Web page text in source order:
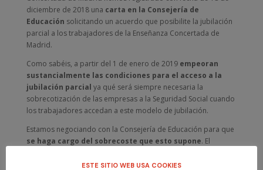
diciembre de 2018 una carta en la Consejería de
Educación solicitando un acuerdo que posibilite la jubilación
parcial a los trabajadores de la Enseñanza Concertada de
Madrid.
Como sabéis, a partir del 1 de enero de 2019 empeoran
sustancialmente las condiciones para el acceso a la
jubilación parcial ya qué será siempre necesaria la
sobrecotización de las empresas a la Seguridad Social cuando
los trabajadores accedan a este modelo de jubilación.
Estamos negociando con la Consejería de Educación para que
se haga cargo del sobrecoste que esto supone. El
porcentaje de ahorro en el concepto de antigüedad del
ESTE SITIO WEB USA COOKIES